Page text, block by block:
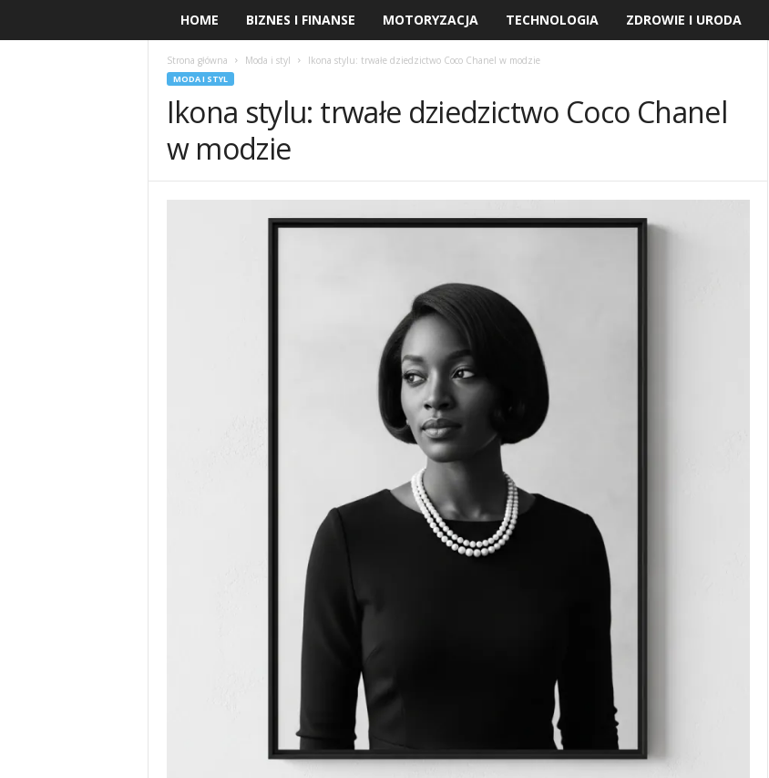
HOME BIZNES I FINANSE MOTORYZACJA TECHNOLOGIA ZDROWIE I URODA
Strona główna Moda i styl Ikona stylu: trwałe dziedzictwo Coco Chanel w modzie
MODA I STYL
Ikona stylu: trwałe dziedzictwo Coco Chanel
w modzie